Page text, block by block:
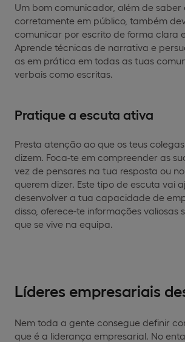
Um bom comunicador, além de saber
corretamente em público, também
comunicar por escrito de forma clara
Aprende técnicas de narrativa e
as em prática em todas as tuas
verbais como escritas.
Pratique a escuta ativa
Presta atenção ao que os teus
dizem. Foca-te em compreender as
vez de pensares na tua resposta ou
querem dizer. Este tipo de escuta vai
desenvolver a tua capacidade de
disso, oferece-te informações valiosas
que se vive na equipa.
Líderes empresariais
Nem toda a gente consegue definir
que é a liderança empresarial. No